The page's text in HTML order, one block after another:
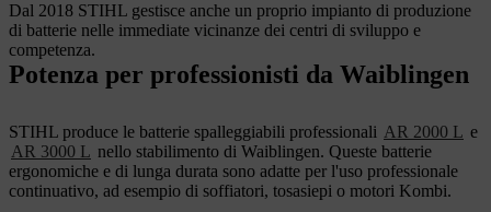
Dal 2018 STIHL gestisce anche un proprio impianto di produzione
di batterie nelle immediate vicinanze dei centri di sviluppo e
competenza.
Potenza per professionisti da Waiblingen
STIHL produce le batterie spalleggiabili professionali AR 2000 L e
AR 3000 L nello stabilimento di Waiblingen. Queste batterie
ergonomiche e di lunga durata sono adatte per l'uso professionale
continuativo, ad esempio di soffiatori, tosasiepi o motori Kombi.